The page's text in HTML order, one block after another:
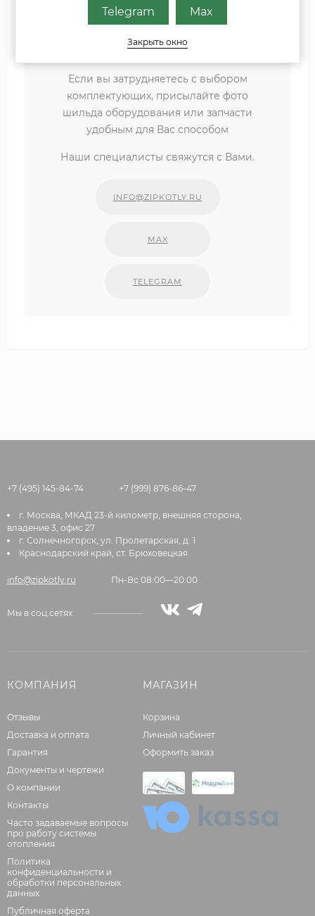
Набор подключения
Если вы затрудняетесь с выбором
комплектующих, присылайте фото
шильда оборудования или запчасти
удобным для Вас способом
Наши специалисты свяжутся с Вами.
INFO@ZIPKOTLY.RU
MAX
TELEGRAM
+7 (495) 145-84-74 +7 (999) 876-86-47
г. Москва, МКАД 23-й километр, внешняя сторона,
владение 3, офис 27
г. Солнечногорск, ул. Пролетарская, д. 1
Краснодарский край, ст. Брюховецкая
info@zipkotly.ru Пн-Вс 08:00—20:00
Мы в соц.сетях
КОМПАНИЯ
Отзывы
Доставка и оплата
Гарантия
Документы и чертежи
О компании
Контакты
Часто задаваемые вопросы
про работу системы
отопления
Политика
конфиденциальности и
обработки персональных
данных
Публичная оферта
МАГАЗИН
Корзина
Личный кабинет
Оформить заказ
Telegram Max
Закрыть окно